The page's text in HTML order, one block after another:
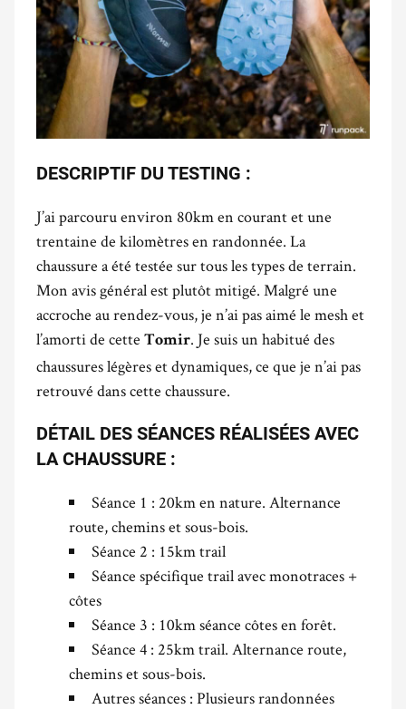
DESCRIPTIF DU TESTING :
J’ai parcouru environ 80km en courant et une
trentaine de kilomètres en randonnée. La
chaussure a été testée sur tous les types de terrain.
Mon avis général est plutôt mitigé. Malgré une
accroche au rendez-vous, je n’ai pas aimé le mesh et
l’amorti de cette Tomir. Je suis un habitué des
chaussures légères et dynamiques, ce que je n’ai pas
retrouvé dans cette chaussure.
DÉTAIL DES SÉANCES RÉALISÉES AVEC
LA CHAUSSURE :
Séance 1 : 20km en nature. Alternance
route, chemins et sous-bois.
Séance 2 : 15km trail
Séance spécifique trail avec monotraces +
côtes
Séance 3 : 10km séance côtes en forêt.
Séance 4 : 25km trail. Alternance route,
chemins et sous-bois.
Autres séances : Plusieurs randonnées